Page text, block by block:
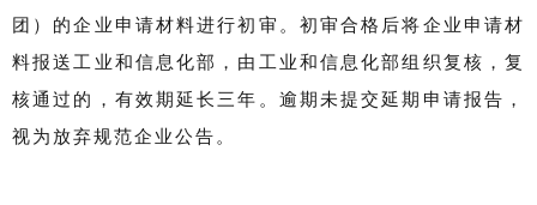
团）的企业申请材料进行初审。初审合格后将企业申请材
料报送工业和信息化部，由工业和信息化部组织复核，复
核通过的，有效期延长三年。逾期未提交延期申请报告，
视为放弃规范企业公告。